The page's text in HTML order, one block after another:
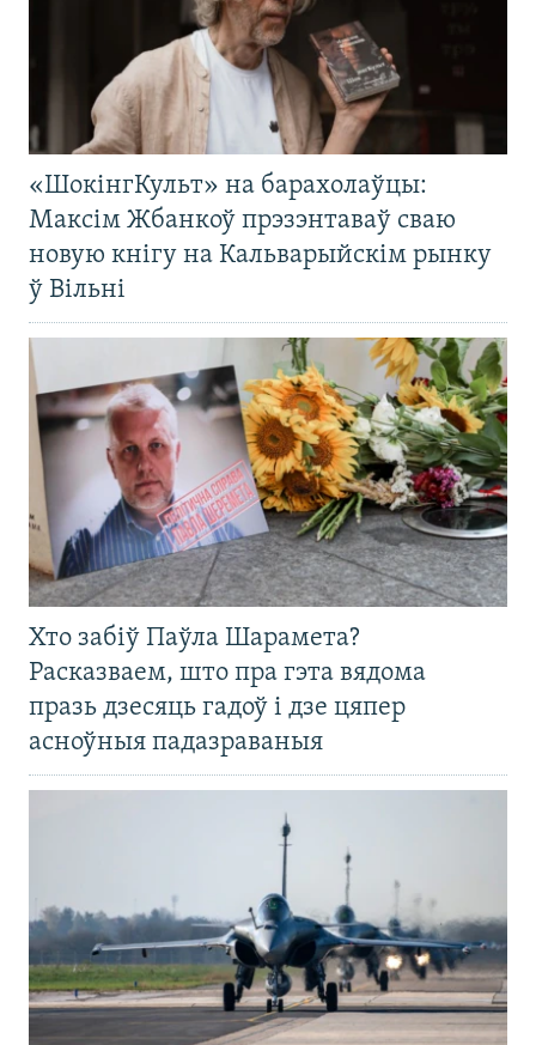
«ШокінгКульт» на барахолаўцы:
Максім Жбанкоў прэзэнтаваў сваю
новую кнігу на Кальварыйскім рынку
ў Вільні
Хто забіў Паўла Шарамета?
Расказваем, што пра гэта вядома
празь дзесяць гадоў і дзе цяпер
асноўныя падазраваныя